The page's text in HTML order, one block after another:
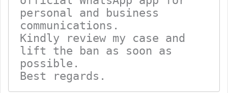
personal and business
communications.
Kindly review my case and
lift the ban as soon as
possible.
Best regards.